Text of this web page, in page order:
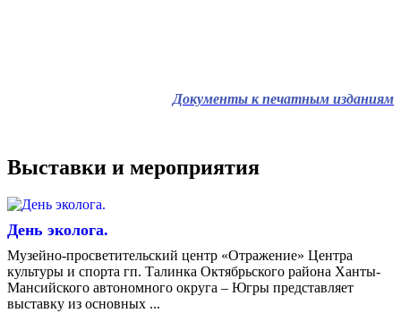
Документы к печатным изданиям
Выставки и мероприятия
День эколога.
Музейно-просветительский центр «Отражение» Центра
культуры и спорта гп. Талинка Октябрьского района Ханты-
Мансийского автономного округа – Югры представляет
выставку из основных ...